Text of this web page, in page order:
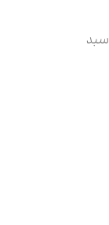
آستان مقدس علوی، هم‌زمان با فرارسیدن ماه مبارک رمضان، بیش از ۲هزار و ۵۰۰ سبد